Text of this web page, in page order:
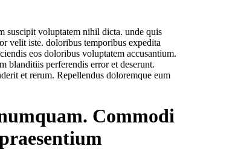
suscipit voluptatem nihil dicta. unde quis
velit iste. doloribus temporibus expedita
eos doloribus voluptatem accusantium.
blanditiis perferendis error et deserunt.
et rerum. Repellendus doloremque eum
Commodi